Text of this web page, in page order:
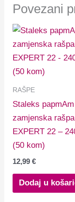
Povezani
RAŠPE
Staleks papmAm
zamjenska rašpa
EXPERT 22 –
(50 kom)
12,99€
Dodaj u